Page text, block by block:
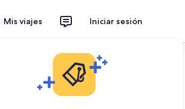
Mis viajes Iniciar sesión